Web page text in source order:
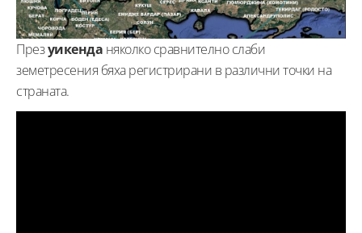
Презуикенда няколко сравнително слаби
земетресения бяха регистрирани в различни точки на
страната.